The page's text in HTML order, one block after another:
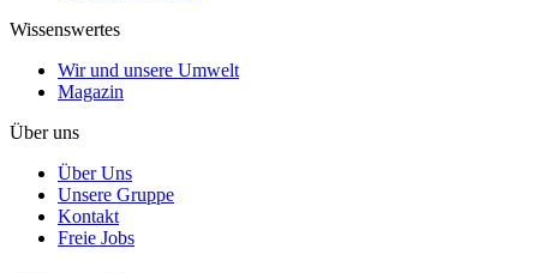
Wissenswertes
Wir und unsere Umwelt
Magazin
Über uns
Über Uns
Unsere Gruppe
Kontakt
Freie Jobs